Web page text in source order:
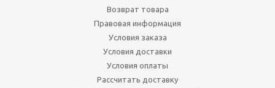
Возврат товара
Правовая информация
Условия заказа
Условия доставки
Условия оплаты
Рассчитать доставку